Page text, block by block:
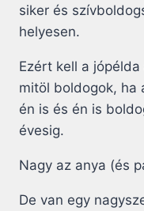
siker és
helyesen.
Ezért kell a
mitöl boldogok, ha
én is és én is
évesig.
Nagy az anya (és
De van egy